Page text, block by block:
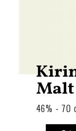
Malt
46% - 70